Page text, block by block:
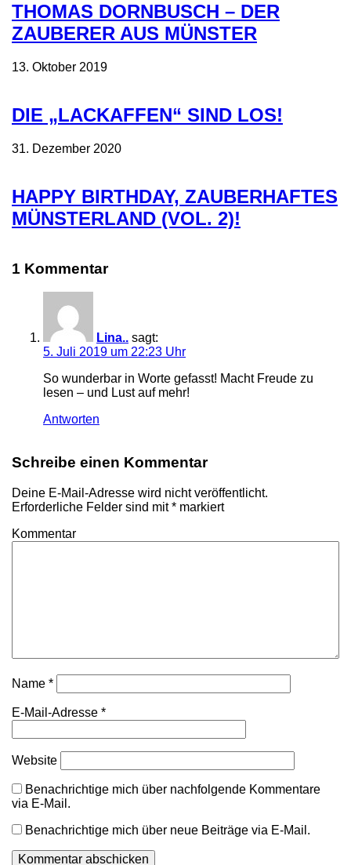
THOMAS DORNBUSCH – DER
ZAUBERER AUS MÜNSTER
13. Oktober 2019
DIE „LACKAFFEN“ SIND LOS!
31. Dezember 2020
HAPPY BIRTHDAY, ZAUBERHAFTES
MÜNSTERLAND (VOL. 2)!
1 Kommentar
Lina.. sagt:
5. Juli 2019 um 22:23 Uhr
So wunderbar in Worte gefasst! Macht Freude zu
lesen – und Lust auf mehr!
Antworten
Schreibe einen Kommentar
Deine E-Mail-Adresse wird nicht veröffentlicht.
Erforderliche Felder sind mit* markiert
Kommentar
Name *
E-Mail-Adresse *
Website
Benachrichtige mich über nachfolgende Kommentare
via E-Mail.
Benachrichtige mich über neue Beiträge via E-Mail.